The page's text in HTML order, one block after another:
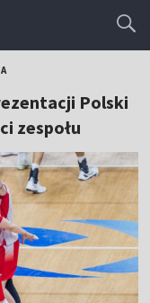
Polski
zespołu